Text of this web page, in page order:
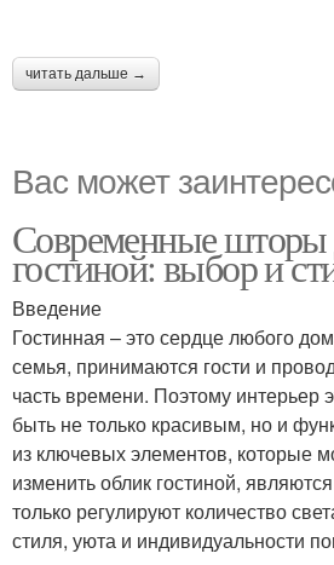
читать дальше →
Вас может
Современные шторы
гостиной: выбор и
Введение
Гостинная – это сердце любого
семья, принимаются гости и
часть времени. Поэтому интерьер
быть не только красивым, но и
из ключевых элементов, которые
изменить облик гостиной,
только регулируют количество
стиля, уюта и индивидуальности